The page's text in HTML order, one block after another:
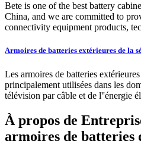
Bete is one of the best battery
China, and we are committed to
connectivity equipment products,
Armoires de batteries extérieures de la
Les armoires de batteries
principalement utilisées dans les
télévision par câble et de l''énergie
À propos de
armoires de batteries